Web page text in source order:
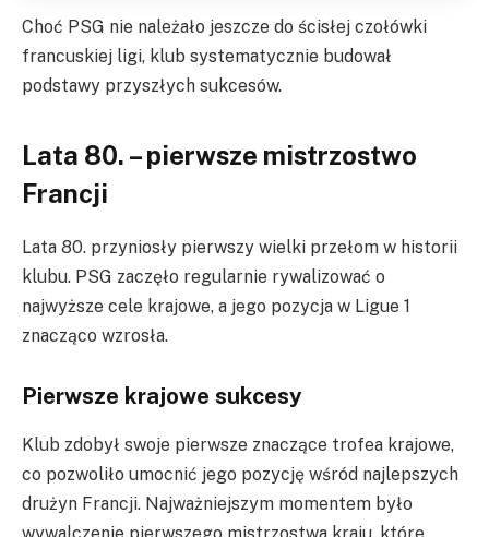
Choć PSG nie należało jeszcze do ścisłej czołówki
francuskiej ligi, klub systematycznie budował
podstawy przyszłych sukcesów.
Lata 80. – pierwsze mistrzostwo
Francji
Lata 80. przyniosły pierwszy wielki przełom w historii
klubu. PSG zaczęło regularnie rywalizować o
najwyższe cele krajowe, a jego pozycja w Ligue 1
znacząco wzrosła.
Pierwsze krajowe sukcesy
Klub zdobył swoje pierwsze znaczące trofea krajowe,
co pozwoliło umocnić jego pozycję wśród najlepszych
drużyn Francji. Najważniejszym momentem było
wywalczenie pierwszego mistrzostwa kraju, które